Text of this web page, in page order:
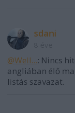
sdani
@Well...: Nincs
angliában élő
listás szavazat.